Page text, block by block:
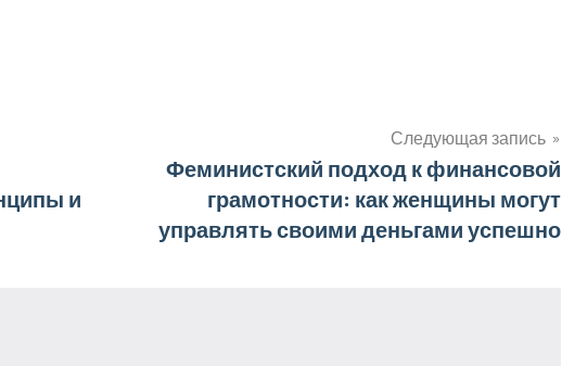
и
Следующая запись
Феминистский подход к финансовой
грамотности: как женщины могут
управлять своими деньгами успешно